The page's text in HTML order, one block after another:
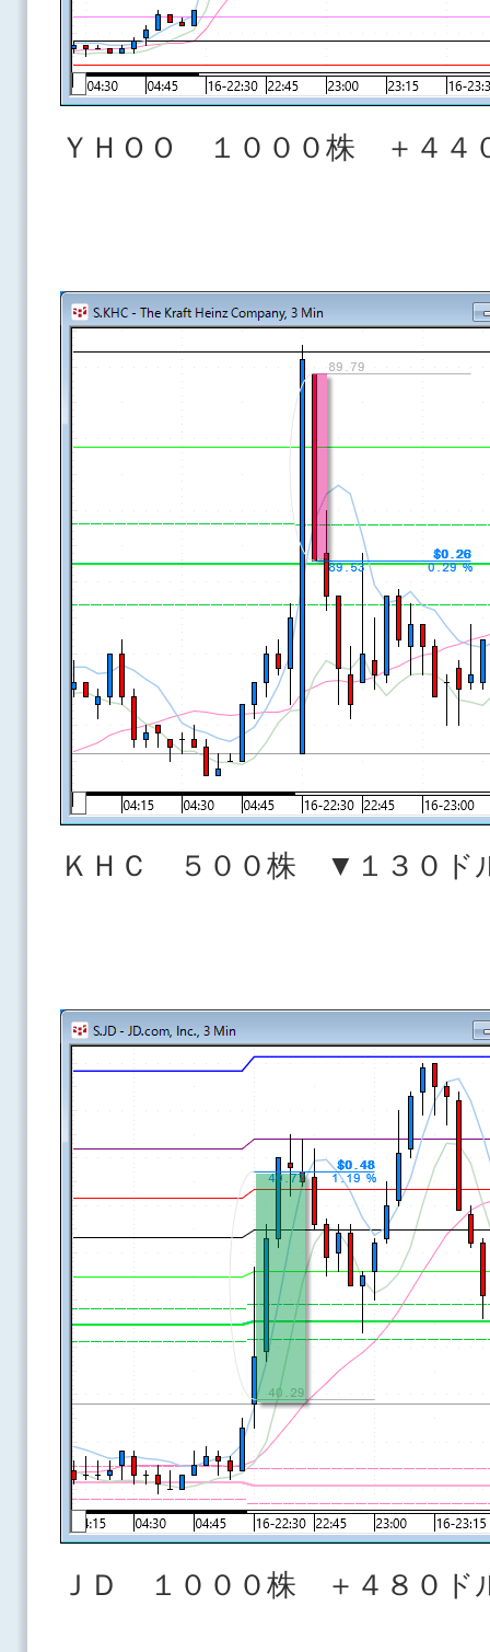
ＹＨＯＯ １０００株 ＋４４
ＫＨＣ ５００株 ▼１３０ド
ＪＤ １０００株 ＋４８０ド